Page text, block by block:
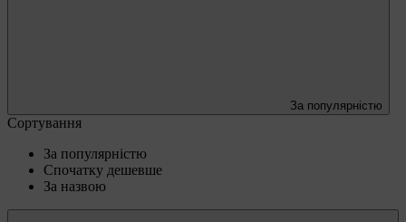
За популярністю
Сортування
За популярністю
Спочатку дешевше
За назвою